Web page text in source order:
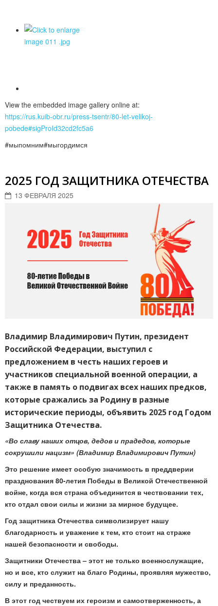
View the embedded image gallery online at:
https://rus.kuib-obr.ru/press-tsentr/80-let-velikoj-
pobede#sigProId32cd2fc5a6
#мыпомним#мыгордимся
2025 ГОД ЗАЩИТНИКА ОТЕЧЕСТВА
13 ФЕВРАЛЯ 2025
Владимир Владимирович Путин, президент
Российской Федерации, выступил с
предложением в честь наших героев и
участников специальной военной операции, а
также в память о подвигах всех наших предков,
которые сражались за Родину в разные
исторические периоды, объявить 2025 год Годом
Защитника Отечества.
«Во славу наших отцов, дедов и прадедов, которые
сокрушили нацизм» (Владимир Владимирович Путин)
Это решение имеет особую значимость в преддверии
празднования 80-летия Победы в Великой Отечественной
войне, когда вся страна объединится в чествовании тех,
кто отдал свои силы и жизни за мирное будущее.
Год защитника Отечества символизирует нашу
благодарность и уважение к тем, кто стоит на страже
нашей безопасности и свободы.
Защитники Отечества – этот не только военнослужащие,
но и все, кто служит на благо Родины, проявляя мужество,
силу и преданность.
В этот год чествуем их героизм и самоотверженность, а